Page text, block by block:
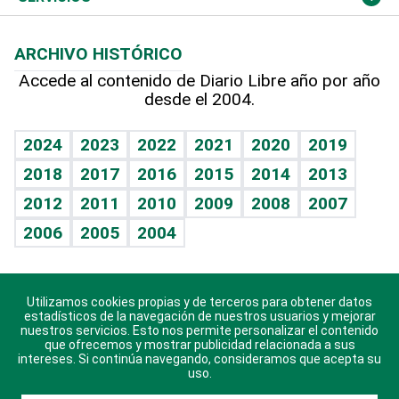
Hablando con el pediatra
Vida y familia
Eñe
Celebrando la vida
Sin complejos
En pocas palabras
Escuchando al corazón
Economía Personal
TBT Deportivo
Más firmas
Hecho en casa
Guía del dinero
Cumpleaños
Horóscopos
Crucigramas
ARCHIVO HISTÓRICO
Accede al contenido de Diario Libre año por año
desde el 2004.
2024 2023 2022 2021 2020
2019
2018
2017 2016 2015 2014
2013
2012
2011 2010 2009 2008
2007
2006
2005 2004
Descarga nuestras aplicaciones para Android, iOS y
sistema Huawei.
Utilizamos cookies propias y de terceros para obtener datos
estadísticos de la navegación de nuestros usuarios y mejorar
nuestros servicios. Esto nos permite personalizar el contenido
que ofrecemos y mostrar publicidad relacionada a sus
intereses. Si continúa navegando, consideramos que acepta su
uso.